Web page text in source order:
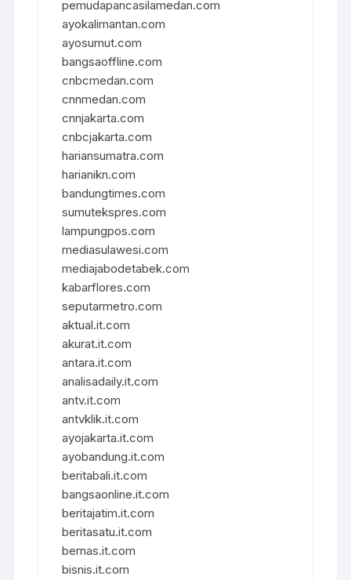
pemudapancasilamedan.com
ayokalimantan.com
ayosumut.com
bangsaoffline.com
cnbcmedan.com
cnnmedan.com
cnnjakarta.com
cnbcjakarta.com
hariansumatra.com
harianikn.com
bandungtimes.com
sumutekspres.com
lampungpos.com
mediasulawesi.com
mediajabodetabek.com
kabarflores.com
seputarmetro.com
aktual.it.com
akurat.it.com
antara.it.com
analisadaily.it.com
antv.it.com
antvklik.it.com
ayojakarta.it.com
ayobandung.it.com
beritabali.it.com
bangsaonline.it.com
beritajatim.it.com
beritasatu.it.com
bernas.it.com
bisnis.it.com